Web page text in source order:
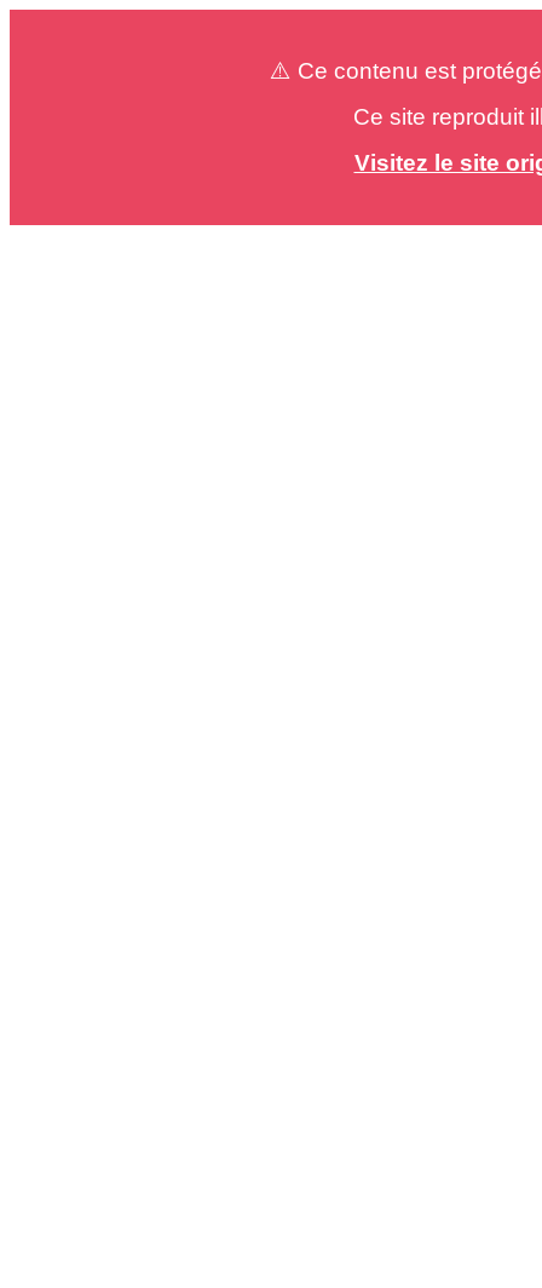
⚠️ Ce contenu est
Ce site reproduit
Visitez le site